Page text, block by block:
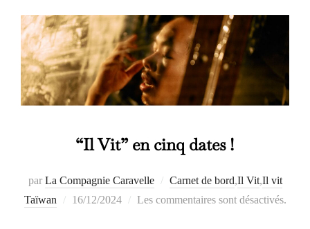
“Il Vit” en cinq dates !
par La Compagnie Caravelle Carnet de bord,Il Vit,Il vit
Taïwan
Publié
16/12/2024 Les commentaires sont désactivés.